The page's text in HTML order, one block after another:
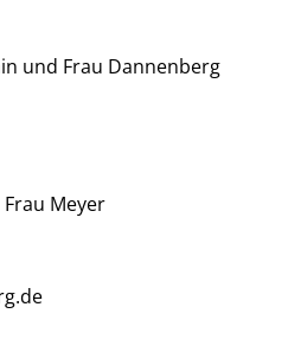
und Frau Dannenberg
Meyer